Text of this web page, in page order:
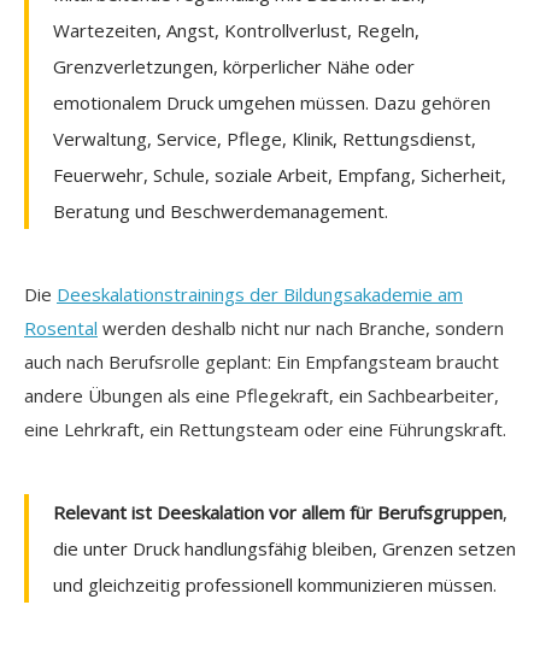
Wartezeiten, Angst, Kontrollverlust, Regeln,
Grenzverletzungen, körperlicher Nähe oder
emotionalem Druck umgehen müssen. Dazu gehören
Verwaltung, Service, Pflege, Klinik, Rettungsdienst,
Feuerwehr, Schule, soziale Arbeit, Empfang, Sicherheit,
Beratung und Beschwerdemanagement.
Die Deeskalationstrainings der Bildungsakademie am
Rosental werden deshalb nicht nur nach Branche, sondern
auch nach Berufsrolle geplant: Ein Empfangsteam braucht
andere Übungen als eine Pflegekraft, ein Sachbearbeiter,
eine Lehrkraft, ein Rettungsteam oder eine Führungskraft.
Relevant ist Deeskalation vor allem für Berufsgruppen,
die unter Druck handlungsfähig bleiben, Grenzen setzen
und gleichzeitig professionell kommunizieren müssen.